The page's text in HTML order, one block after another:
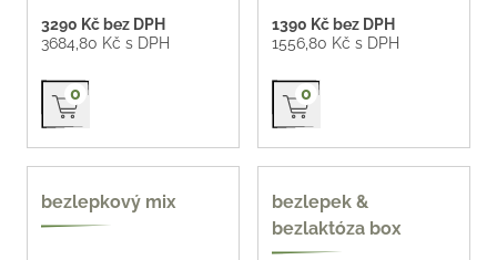
3290 Kč bez DPH
3684,80 Kč s DPH
Přidat do košíku
0
1390 Kč bez DPH
1556,80 Kč s DPH
Přidat do košíku
0
bezlepek
bezlepkový mix bezlepek, bezlaktóza
bezlepek &
bezlaktóza box